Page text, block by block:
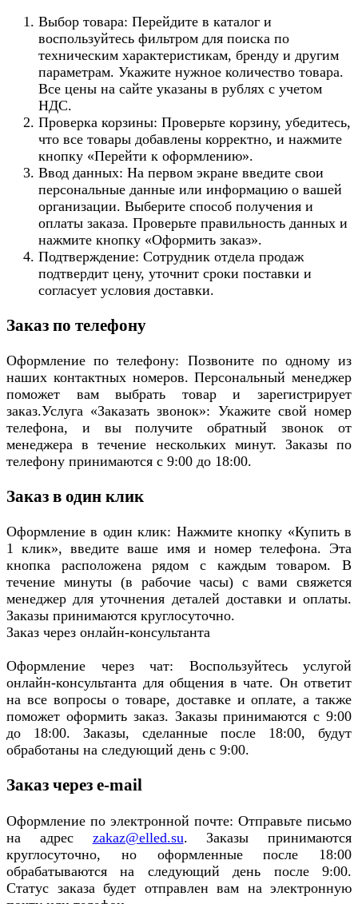
Выбор товара: Перейдите в каталог и
воспользуйтесь фильтром для поиска по
техническим характеристикам, бренду и другим
параметрам. Укажите нужное количество товара.
Все цены на сайте указаны в рублях с учетом
НДС.
Проверка корзины: Проверьте корзину, убедитесь,
что все товары добавлены корректно, и нажмите
кнопку «Перейти к оформлению».
Ввод данных: На первом экране введите свои
персональные данные или информацию о вашей
организации. Выберите способ получения и
оплаты заказа. Проверьте правильность данных и
нажмите кнопку «Оформить заказ».
Подтверждение: Сотрудник отдела продаж
подтвердит цену, уточнит сроки поставки и
согласует условия доставки.
Заказ по телефону
Оформление по телефону: Позвоните по одному из
наших контактных номеров. Персональный менеджер
поможет вам выбрать товар и зарегистрирует
заказ.Услуга «Заказать звонок»: Укажите свой номер
телефона, и вы получите обратный звонок от
менеджера в течение нескольких минут. Заказы по
телефону принимаются с 9:00 до 18:00.
Заказ в один клик
Оформление в один клик: Нажмите кнопку «Купить в
1 клик», введите ваше имя и номер телефона. Эта
кнопка расположена рядом с каждым товаром. В
течение минуты (в рабочие часы) с вами свяжется
менеджер для уточнения деталей доставки и оплаты.
Заказы принимаются круглосуточно.
Заказ через онлайн-консультанта
Оформление через чат: Воспользуйтесь услугой
онлайн-консультанта для общения в чате. Он ответит
на все вопросы о товаре, доставке и оплате, а также
поможет оформить заказ. Заказы принимаются с 9:00
до 18:00. Заказы, сделанные после 18:00, будут
обработаны на следующий день с 9:00.
Заказ через e-mail
Оформление по электронной почте: Отправьте письмо
на адрес zakaz@elled.su. Заказы принимаются
круглосуточно, но оформленные после 18:00
обрабатываются на следующий день после 9:00.
Статус заказа будет отправлен вам на электронную